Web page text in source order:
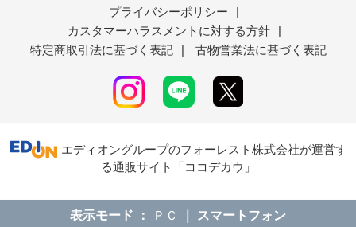
プライバシーポリシー
|
カスタマーハラスメントに対する方針
|
特定商取引法に基づく表記
| 古物営業法に基づく表記
エディオングループのフォーレスト株式会社が運営す
る通販サイト「ココデカウ」
表示モード ＰＣ スマートフォン